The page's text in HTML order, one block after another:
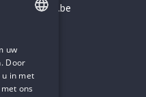
DUTCH
uw
Door
in met
ons